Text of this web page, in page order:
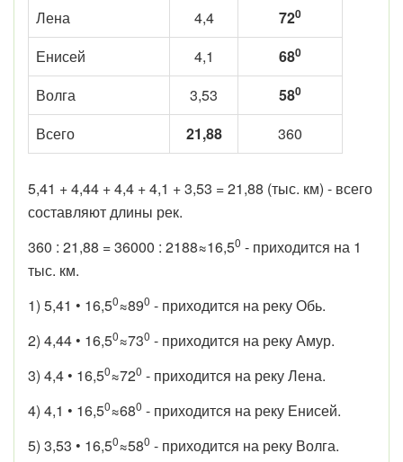
Лена 4,4 720
Енисей 4,1 680
Волга 3,53 580
Всего 21,88 360
5,41 + 4,44 + 4,4 + 4,1 + 3,53 = 21,88 (тыс. км) - всего
составляют длины рек.
360 : 21,88 = 36000 : 2188≈16,50 - приходится на 1
тыс. км.
1) 5,41 • 16,50≈890 - приходится на реку Обь.
2) 4,44 • 16,50≈730 - приходится на реку Амур.
3) 4,4 • 16,50≈720 - приходится на реку Лена.
4) 4,1 • 16,50≈680 - приходится на реку Енисей.
5) 3,53 • 16,50≈580 - приходится на реку Волга.